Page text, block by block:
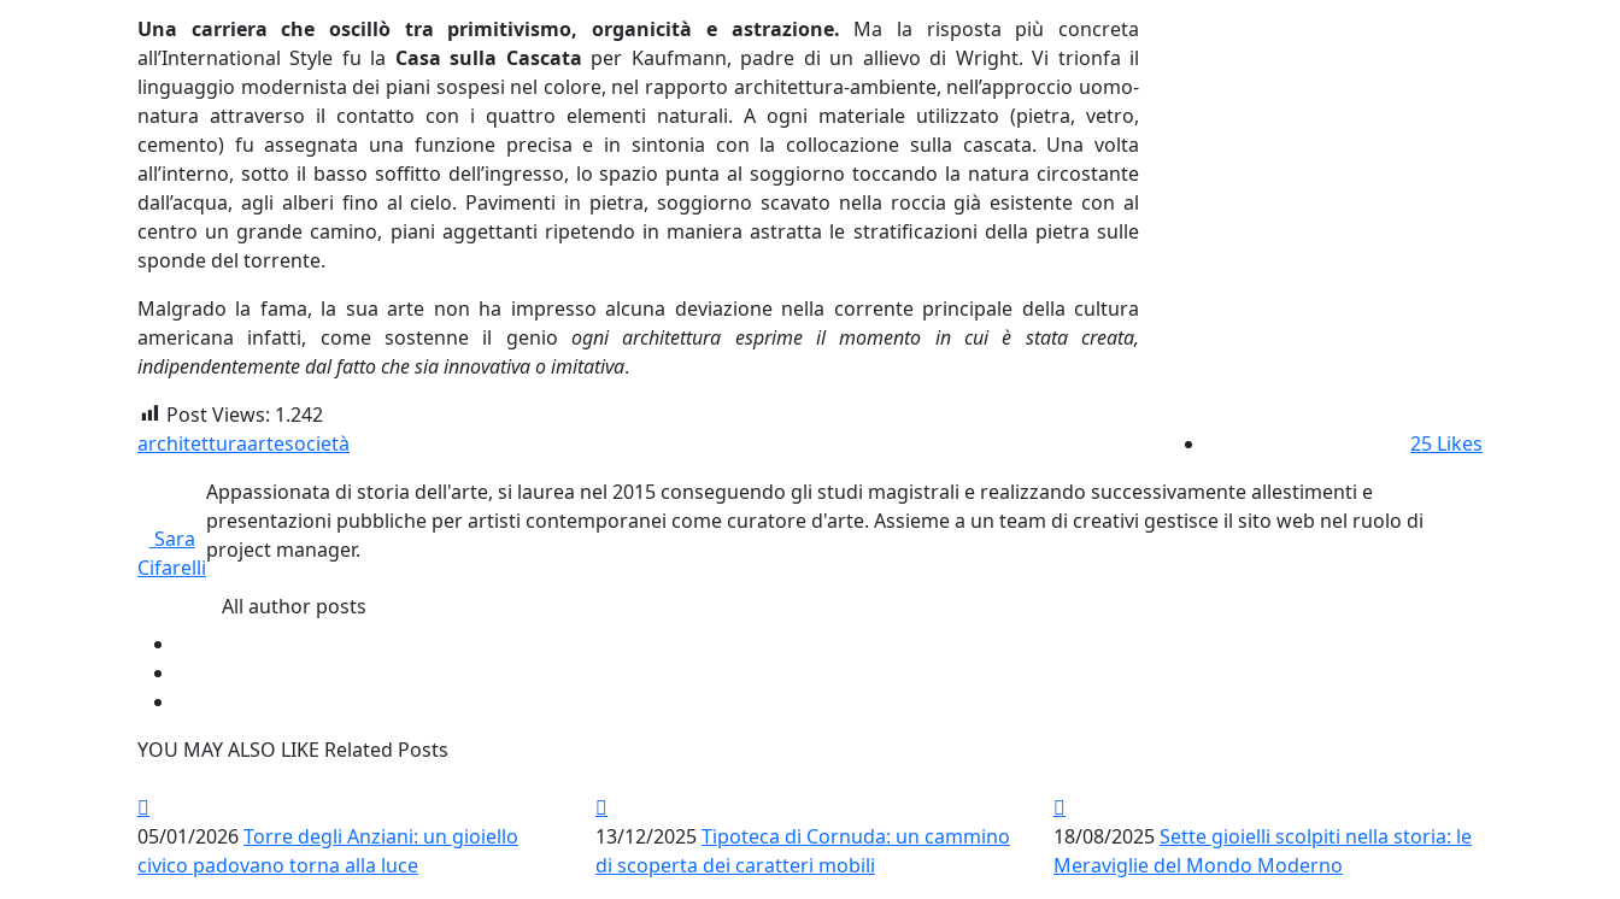
Una carriera che oscillò tra primitivismo, organicità e astrazione. Ma la risposta più concreta
all’International Style fu la Casa sulla Cascata per Kaufmann, padre di un allievo di Wright. Vi trionfa il
linguaggio modernista dei piani sospesi nel colore, nel rapporto architettura-ambiente, nell’approccio uomo-
natura attraverso il contatto con i quattro elementi naturali. A ogni materiale utilizzato (pietra, vetro,
cemento) fu assegnata una funzione precisa e in sintonia con la collocazione sulla cascata. Una volta
all’interno, sotto il basso soffitto dell’ingresso, lo spazio punta al soggiorno toccando la natura circostante
dall’acqua, agli alberi fino al cielo. Pavimenti in pietra, soggiorno scavato nella roccia già esistente con al
centro un grande camino, piani aggettanti ripetendo in maniera astratta le stratificazioni della pietra sulle
sponde del torrente.
Malgrado la fama, la sua arte non ha impresso alcuna deviazione nella corrente principale della cultura
americana infatti, come sostenne il genio ogni architettura esprime il momento in cui è stata creata,
indipendentemente dal fatto che sia innovativa o imitativa.
Post Views: 1.242
architetturaartesocietà 25 Likes
Sara
Cifarelli
Appassionata di storia dell'arte, si laurea nel 2015 conseguendo gli studi magistrali e realizzando successivamente allestimenti e
presentazioni pubbliche per artisti contemporanei come curatore d'arte. Assieme a un team di creativi gestisce il sito web nel ruolo di
project manager.
All author posts
YOU MAY ALSO LIKE Related Posts
05/01/2026Torre degli Anziani: un gioiello
civico padovano torna alla luce
13/12/2025Tipoteca di Cornuda: un cammino
di scoperta dei caratteri mobili
18/08/2025Sette gioielli scolpiti nella storia: le
Meraviglie del Mondo Moderno